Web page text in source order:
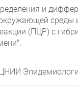
и
(ПЦР) с